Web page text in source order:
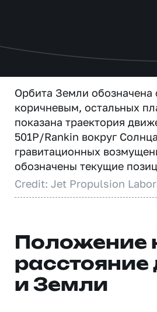
Орбита Земли
коричневым, остальных
показана траектория
501P/Rankin вокруг
гравитационных
обозначены текущие
Credit: Jet Propulsion
Положение
и Земли